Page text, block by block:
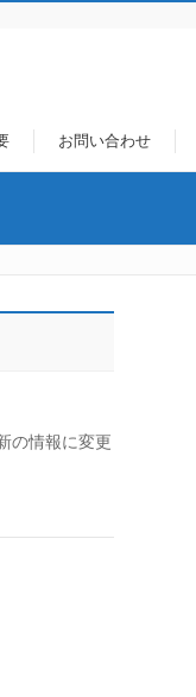
お問い合わせ
の情報に変更